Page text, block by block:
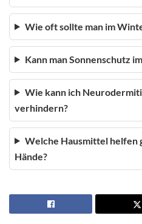
Wie oft sollte man im
Kann man Sonnenschutz
Wie kann ich
verhindern?
Welche Hausmittel helfen
Hände?